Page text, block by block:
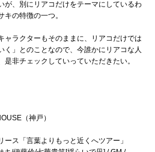
が、別にリアコだけをテーマにしているわ
の特徴の一つ。
ャラクターもそのままに、リアコだけでは
く」とのことなので、今誰かにリアコな人
非チェックしていっていただきたい。
（神戸）
ス「言葉よりもっと近くへツアー」